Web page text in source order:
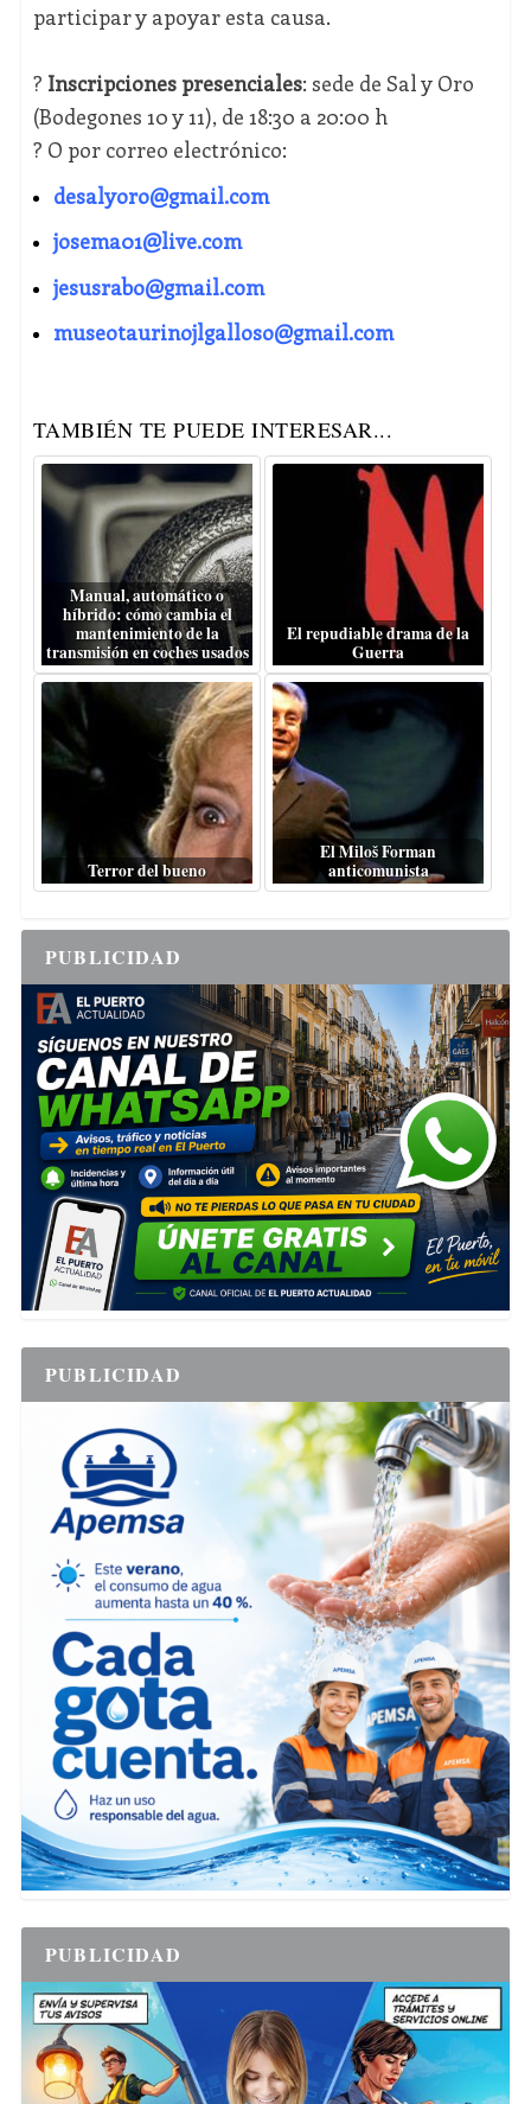
participar y apoyar esta causa.
? Inscripciones presenciales: sede de Sal y Oro
(Bodegones 10 y 11), de 18:30 a 20:00 h
? O por correo electrónico:
desalyoro@gmail.com
josema01@live.com
jesusrabo@gmail.com
museotaurinojlgalloso@gmail.com
TAMBIÉN TE PUEDE INTERESAR...
Manual, automático o
híbrido: cómo cambia el
mantenimiento de la
transmisión en coches usados
El repudiable drama de la
Guerra
Terror del bueno
El Miloš Forman
anticomunista
PUBLICIDAD
PUBLICIDAD
PUBLICIDAD